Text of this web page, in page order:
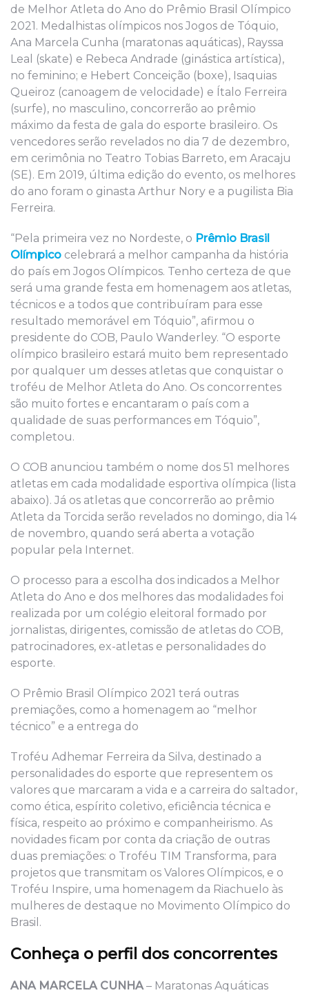
de Melhor Atleta do Ano do Prêmio Brasil Olímpico
2021. Medalhistas olímpicos nos Jogos de Tóquio,
Ana Marcela Cunha (maratonas aquáticas), Rayssa
Leal (skate) e Rebeca Andrade (ginástica artística),
no feminino; e Hebert Conceição (boxe), Isaquias
Queiroz (canoagem de velocidade) e Ítalo Ferreira
(surfe), no masculino, concorrerão ao prêmio
máximo da festa de gala do esporte brasileiro. Os
vencedores serão revelados no dia 7 de dezembro,
em cerimônia no Teatro Tobias Barreto, em Aracaju
(SE). Em 2019, última edição do evento, os melhores
do ano foram o ginasta Arthur Nory e a pugilista Bia
Ferreira.
“Pela primeira vez no Nordeste, o Prêmio Brasil
Olímpico celebrará a melhor campanha da história
do país em Jogos Olímpicos. Tenho certeza de que
será uma grande festa em homenagem aos atletas,
técnicos e a todos que contribuíram para esse
resultado memorável em Tóquio”, afirmou o
presidente do COB, Paulo Wanderley. “O esporte
olímpico brasileiro estará muito bem representado
por qualquer um desses atletas que conquistar o
troféu de Melhor Atleta do Ano. Os concorrentes
são muito fortes e encantaram o país com a
qualidade de suas performances em Tóquio”,
completou.
O COB anunciou também o nome dos 51 melhores
atletas em cada modalidade esportiva olímpica (lista
abaixo). Já os atletas que concorrerão ao prêmio
Atleta da Torcida serão revelados no domingo, dia 14
de novembro, quando será aberta a votação
popular pela Internet.
O processo para a escolha dos indicados a Melhor
Atleta do Ano e dos melhores das modalidades foi
realizada por um colégio eleitoral formado por
jornalistas, dirigentes, comissão de atletas do COB,
patrocinadores, ex-atletas e personalidades do
esporte.
O Prêmio Brasil Olímpico 2021 terá outras
premiações, como a homenagem ao “melhor
técnico” e a entrega do
Troféu Adhemar Ferreira da Silva, destinado a
personalidades do esporte que representem os
valores que marcaram a vida e a carreira do saltador,
como ética, espírito coletivo, eficiência técnica e
física, respeito ao próximo e companheirismo. As
novidades ficam por conta da criação de outras
duas premiações: o Troféu TIM Transforma, para
projetos que transmitam os Valores Olímpicos, e o
Troféu Inspire, uma homenagem da Riachuelo às
mulheres de destaque no Movimento Olímpico do
Brasil.
Conheça o perfil dos concorrentes
ANA MARCELA CUNHA – Maratonas Aquáticas